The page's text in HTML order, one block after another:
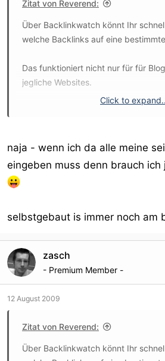
Zitat von Reverend:
Über Backlinkwatch könnt Ihr
welche Backlinks auf eine
Das funktioniert nicht nur für für
jegliche Websites.
Euch weiterhelfen konnte!
Click to
naja - wenn ich da alle meine
eingeben muss denn brauch
selbstgebaut is immer noch am
zasch
- Premium Member -
12 August 2009
Zitat von Reverend:
Über Backlinkwatch könnt Ihr